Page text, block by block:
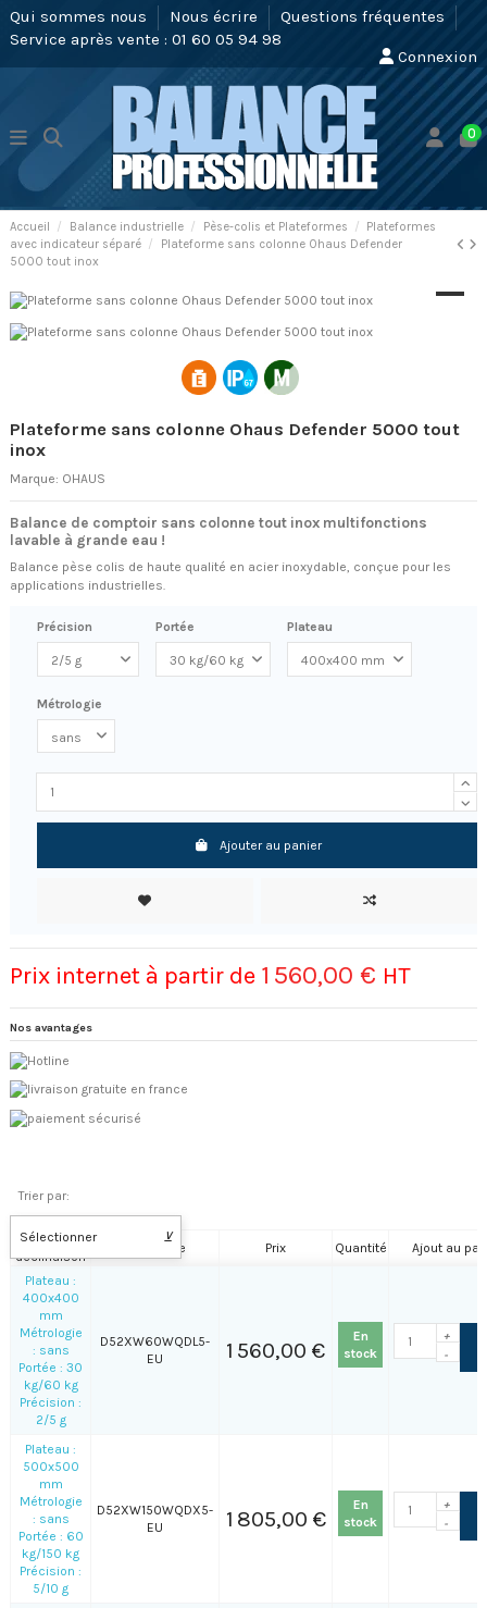
Qui sommes nous Nous écrire
Questions fréquentes
Service après vente : 01 60 05 94 98
Connexion
0
Accueil Balance industrielle Pèse-colis et Plateformes
Plateformes
avec indicateur séparé
Plateforme sans colonne Ohaus Defender
5000 tout inox
Plateforme sans colonne Ohaus Defender 5000 tout
inox
Marque: OHAUS
Balance de comptoir sans colonne tout inox multifonctions
lavable à grande eau !
Balance pèse colis de haute qualité en acier inoxydable, conçue pour les
applications industrielles.
Précision Portée Plateau
Métrologie
Ajouter au panier
Prix internet à partir de 1 560,00 € HT
Nos avantages
Trier par:
Sélectionner ⊻
Nom de la
déclinaison
Référence Prix Quantité Ajout au
Plateau :
400x400
mm
Métrologie
: sans
Portée : 30
kg/60 kg
Précision :
2/5 g
D52XW60WQDL5-
EU
1 560,00 €
En
stock
+
-
Plateau :
500x500
mm
Métrologie
: sans
Portée : 60
kg/150 kg
Précision :
5/10 g
D52XW150WQDX5-
EU
1 805,00 €
En
stock
+
-